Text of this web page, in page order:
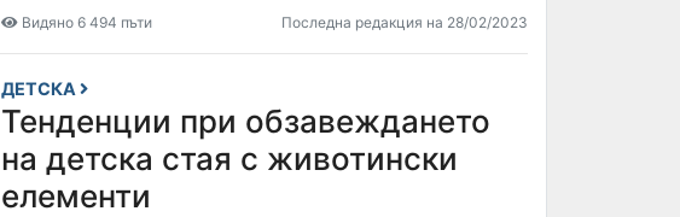
Видяно 6 494 пъти Последна редакция на 28/02/2023
ДЕТСКА
Тенденции при обзавеждането
на детска стая с животински
елементи